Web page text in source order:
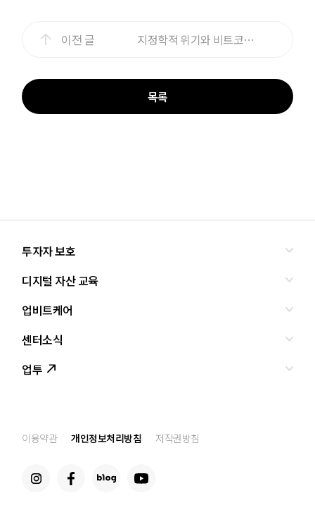
이전 글 지정학적 위기와 비트코인은 어떤 관계일까?
목록
투자자 보호
올바른 투자란?
투자사기 유형과 예방
업비트 보호조치
디지털 자산 교육
교육
조사·연구
업비트케어
서비스안내
서비스신청
센터소식
인사말
공지사항
업투
이용약관 개인정보처리방침 저작권방침